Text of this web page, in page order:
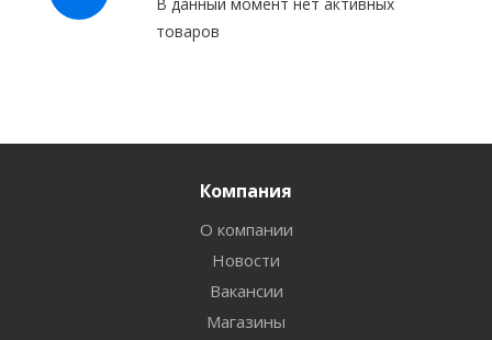
товаров
Компания
О компании
Новости
Вакансии
Магазины